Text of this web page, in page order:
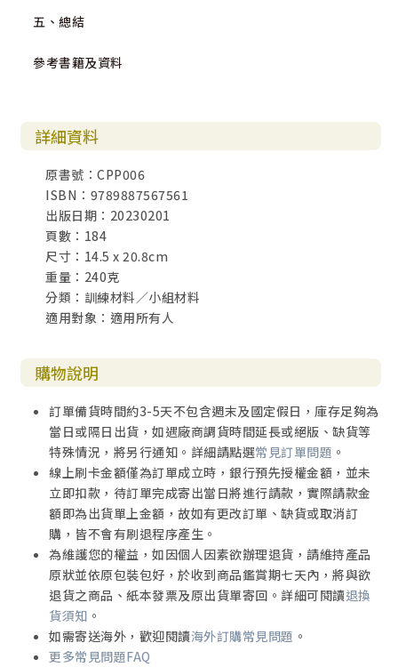
五、總結
參考書籍及資料
詳細資料
原書號：CPP006
ISBN：9789887567561
出版日期：20230201
頁數：184
尺寸：14.5 x 20.8cm
重量：240克
分類：訓練材料／小組材料
適用對象：適用所有人
購物說明
訂單備貨時間約3-5天不包含週末及國定假日，庫存足夠為
當日或隔日出貨，如遇廠商調貨時間延長或絕版、缺貨等
特殊情況，將另行通知。詳細請點選常見訂單問題 。
線上刷卡金額僅為訂單成立時，銀行預先授權金額，並未
立即扣款，待訂單完成寄出當日將進行請款，實際請款金
額即為出貨單上金額，故如有更改訂單、缺貨或取消訂
購，皆不會有刷退程序產生。
為維護您的權益，如因個人因素欲辦理退貨，請維持產品
原狀並依原包裝包好，於收到商品鑑賞期七天內，將與欲
退貨之商品、紙本發票及原出貨單寄回。詳細可閱讀退換
貨須知 。
如需寄送海外，歡迎閱讀海外訂購常見問題 。
更多常見問題FAQ